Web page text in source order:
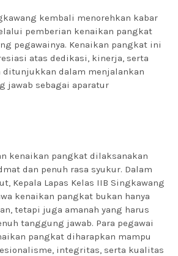
kembali menorehkan kabar
pemberian kenaikan pangkat
pegawainya. Kenaikan pangkat ini
atas dedikasi, kinerja, serta
ditunjukkan dalam menjalankan
jawab sebagai aparatur
kenaikan pangkat dilaksanakan
dan penuh rasa syukur. Dalam
Kepala Lapas Kelas IIB Singkawang
kenaikan pangkat bukan hanya
tetapi juga amanah yang harus
tanggung jawab. Para pegawai
pangkat diharapkan mampu
integritas, serta kualitas